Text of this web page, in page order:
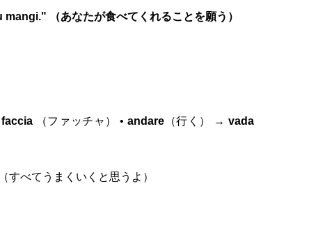
（あなたが食べてくれることを願う）
faccia （ファッチャ） •andare （行く） →vada
すべてうまくいくと思うよ）